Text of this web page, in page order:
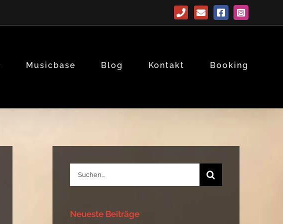
Telefon
E-
Mail
FacebookInstagram
Musicbase Blog Kontakt Booking
Suche
nach:
Neueste Beiträge